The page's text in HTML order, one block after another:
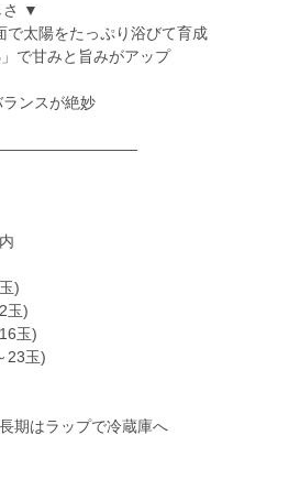
さ ▼
で太陽をたっぷり浴びて育成
で甘みと旨みがアップ
ンスが絶妙
)
玉)
玉)
23玉)
期はラップで冷蔵庫へ